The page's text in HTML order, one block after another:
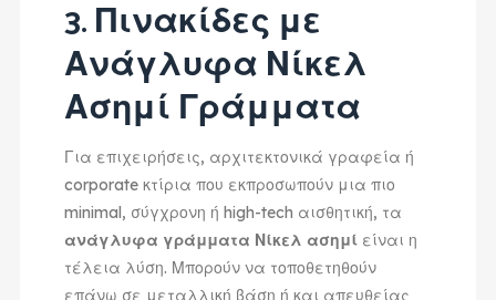
3. Πινακίδες με
Ανάγλυφα Νίκελ
Ασημί Γράμματα
Για επιχειρήσεις, αρχιτεκτονικά γραφεία ή
corporate κτίρια που εκπροσωπούν μια πιο
minimal, σύγχρονη ή high-tech αισθητική, τα
ανάγλυφα γράμματα Νίκελ ασημίείναι η
τέλεια λύση. Μπορούν να τοποθετηθούν
επάνω σε μεταλλική βάση ή και απευθείας